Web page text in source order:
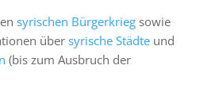
syrischen Bürgerkriegsowie
über syrische Städteund
(bis zum Ausbruch der